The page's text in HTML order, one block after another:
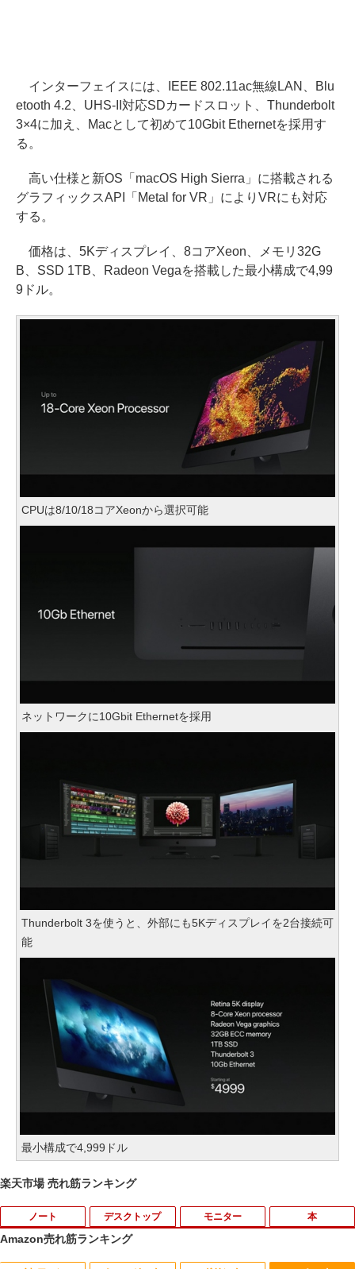
インターフェイスには、IEEE 802.11ac無線LAN、Blu
etooth 4.2、UHS-II対応SDカードスロット、Thunderbolt
3×4に加え、Macとして初めて10Gbit Ethernetを採用す
る。
高い仕様と新OS「macOS High Sierra」に搭載される
グラフィックスAPI「Metal for VR」によりVRにも対応
する。
価格は、5Kディスプレイ、8コアXeon、メモリ32G
B、SSD 1TB、Radeon Vegaを搭載した最小構成で4,99
9ドル。
CPUは8/10/18コアXeonから選択可能
ネットワークに10Gbit Ethernetを採用
Thunderbolt 3を使うと、外部にも5Kディスプレイを2台接続可
能
最小構成で4,999ドル
楽天市場 売れ筋ランキング
ノート デスクトップ モニター 本
Amazon売れ筋ランキング